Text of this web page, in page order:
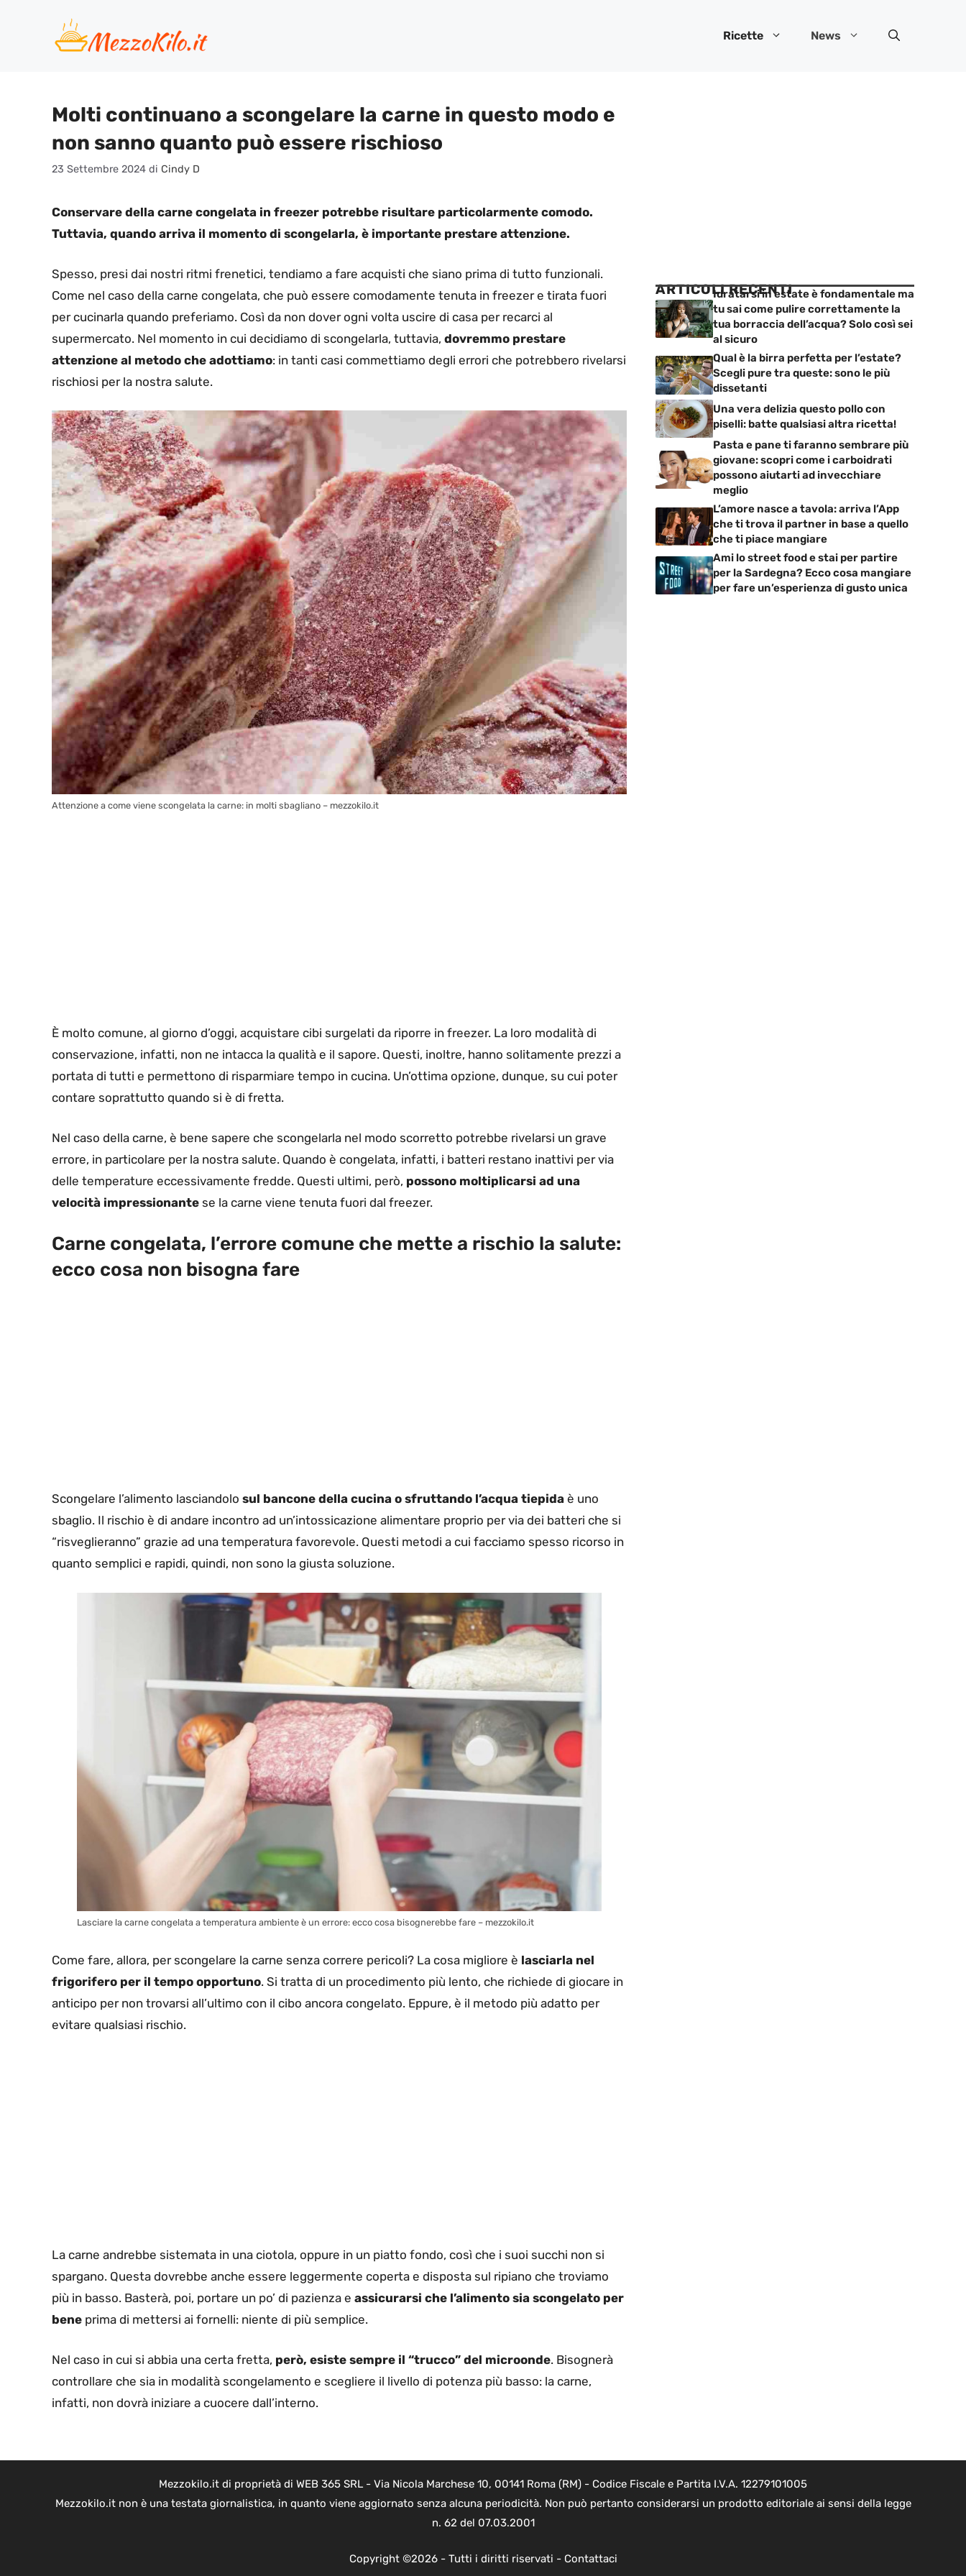
contenuto
Ricette News
Molti continuano a scongelare la carne in questo modo e
non sanno quanto può essere rischioso
23 Settembre 2024 di Cindy D
Conservare della carne congelata in freezer potrebbe risultare particolarmente comodo.
Tuttavia, quando arriva il momento di scongelarla, è importante prestare attenzione.
Spesso, presi dai nostri ritmi frenetici, tendiamo a fare acquisti che siano prima di tutto funzionali.
Come nel caso della carne congelata, che può essere comodamente tenuta in freezer e tirata fuori
per cucinarla quando preferiamo. Così da non dover ogni volta uscire di casa per recarci al
supermercato. Nel momento in cui decidiamo di scongelarla, tuttavia, dovremmo prestare
attenzione al metodo che adottiamo: in tanti casi commettiamo degli errori che potrebbero rivelarsi
rischiosi per la nostra salute.
Attenzione a come viene scongelata la carne: in molti sbagliano – mezzokilo.it
È molto comune, al giorno d’oggi, acquistare cibi surgelati da riporre in freezer. La loro modalità di
conservazione, infatti, non ne intacca la qualità e il sapore. Questi, inoltre, hanno solitamente prezzi a
portata di tutti e permettono di risparmiare tempo in cucina. Un’ottima opzione, dunque, su cui poter
contare soprattutto quando si è di fretta.
Nel caso della carne, è bene sapere che scongelarla nel modo scorretto potrebbe rivelarsi un grave
errore, in particolare per la nostra salute. Quando è congelata, infatti, i batteri restano inattivi per via
delle temperature eccessivamente fredde. Questi ultimi, però, possono moltiplicarsi ad una
velocità impressionante se la carne viene tenuta fuori dal freezer.
Carne congelata, l’errore comune che mette a rischio la salute:
ecco cosa non bisogna fare
Scongelare l’alimento lasciandolo sul bancone della cucina o sfruttando l’acqua tiepida è uno
sbaglio. Il rischio è di andare incontro ad un’intossicazione alimentare proprio per via dei batteri che si
“risveglieranno” grazie ad una temperatura favorevole. Questi metodi a cui facciamo spesso ricorso in
quanto semplici e rapidi, quindi, non sono la giusta soluzione.
Lasciare la carne congelata a temperatura ambiente è un errore: ecco cosa bisognerebbe fare – mezzokilo.it
Come fare, allora, per scongelare la carne senza correre pericoli? La cosa migliore è lasciarla nel
frigorifero per il tempo opportuno. Si tratta di un procedimento più lento, che richiede di giocare in
anticipo per non trovarsi all’ultimo con il cibo ancora congelato. Eppure, è il metodo più adatto per
evitare qualsiasi rischio.
La carne andrebbe sistemata in una ciotola, oppure in un piatto fondo, così che i suoi succhi non si
spargano. Questa dovrebbe anche essere leggermente coperta e disposta sul ripiano che troviamo
più in basso. Basterà, poi, portare un po’ di pazienza e assicurarsi che l’alimento sia scongelato per
bene prima di mettersi ai fornelli: niente di più semplice.
Nel caso in cui si abbia una certa fretta, però, esiste sempre il “trucco” del microonde. Bisognerà
controllare che sia in modalità scongelamento e scegliere il livello di potenza più basso: la carne,
infatti, non dovrà iniziare a cuocere dall’interno.
ARTICOLI RECENTI
Idratarsi in estate è fondamentale ma
tu sai come pulire correttamente la
tua borraccia dell’acqua? Solo così sei
al sicuro
Qual è la birra perfetta per l’estate?
Scegli pure tra queste: sono le più
dissetanti
Una vera delizia questo pollo con
piselli: batte qualsiasi altra ricetta!
Pasta e pane ti faranno sembrare più
giovane: scopri come i carboidrati
possono aiutarti ad invecchiare
meglio
L’amore nasce a tavola: arriva l’App
che ti trova il partner in base a quello
che ti piace mangiare
Ami lo street food e stai per partire
per la Sardegna? Ecco cosa mangiare
per fare un’esperienza di gusto unica
Mezzokilo.it di proprietà di WEB 365 SRL - Via Nicola Marchese 10, 00141 Roma (RM) - Codice Fiscale e Partita I.V.A. 12279101005
Mezzokilo.it non è una testata giornalistica, in quanto viene aggiornato senza alcuna periodicità. Non può pertanto considerarsi un prodotto editoriale ai sensi della legge
n. 62 del 07.03.2001
Copyright ©2026 - Tutti i diritti riservati - Contattaci